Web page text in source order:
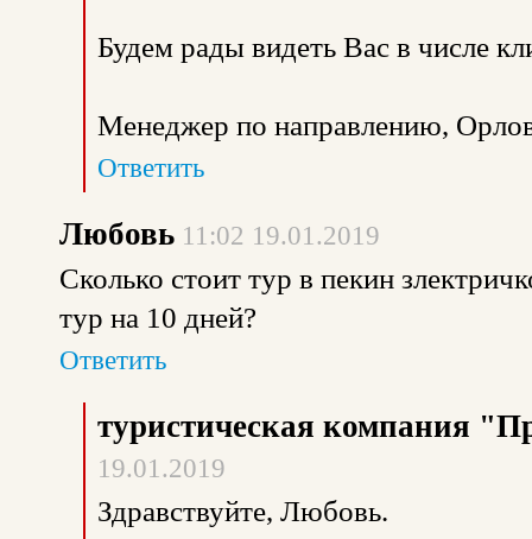
Будем рады видеть Вас в числе
Менеджер по направлению,
Ответить
Любовь 11:02 19.01.2019
Сколько стоит тур в пекин
тур на 10 дней?
Ответить
туристическая компания
19.01.2019
Здравствуйте, Любовь.